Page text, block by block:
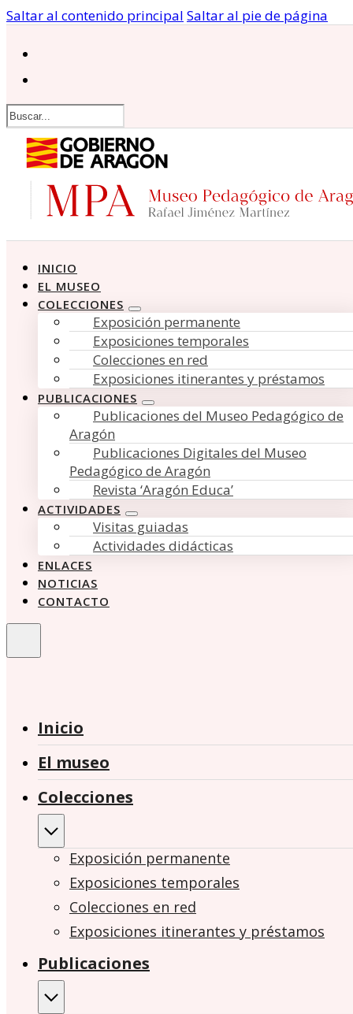
Saltar al contenido principal Saltar al pie de página
Buscar
INICIO
EL MUSEO
COLECCIONES
Exposición permanente
Exposiciones temporales
Colecciones en red
Exposiciones itinerantes y préstamos
PUBLICACIONES
Publicaciones del Museo Pedagógico de
Aragón
Publicaciones Digitales del Museo
Pedagógico de Aragón
Revista ‘Aragón Educa’
ACTIVIDADES
Visitas guiadas
Actividades didácticas
ENLACES
NOTICIAS
CONTACTO
Inicio
El museo
Colecciones
Exposición permanente
Exposiciones temporales
Colecciones en red
Exposiciones itinerantes y préstamos
Publicaciones